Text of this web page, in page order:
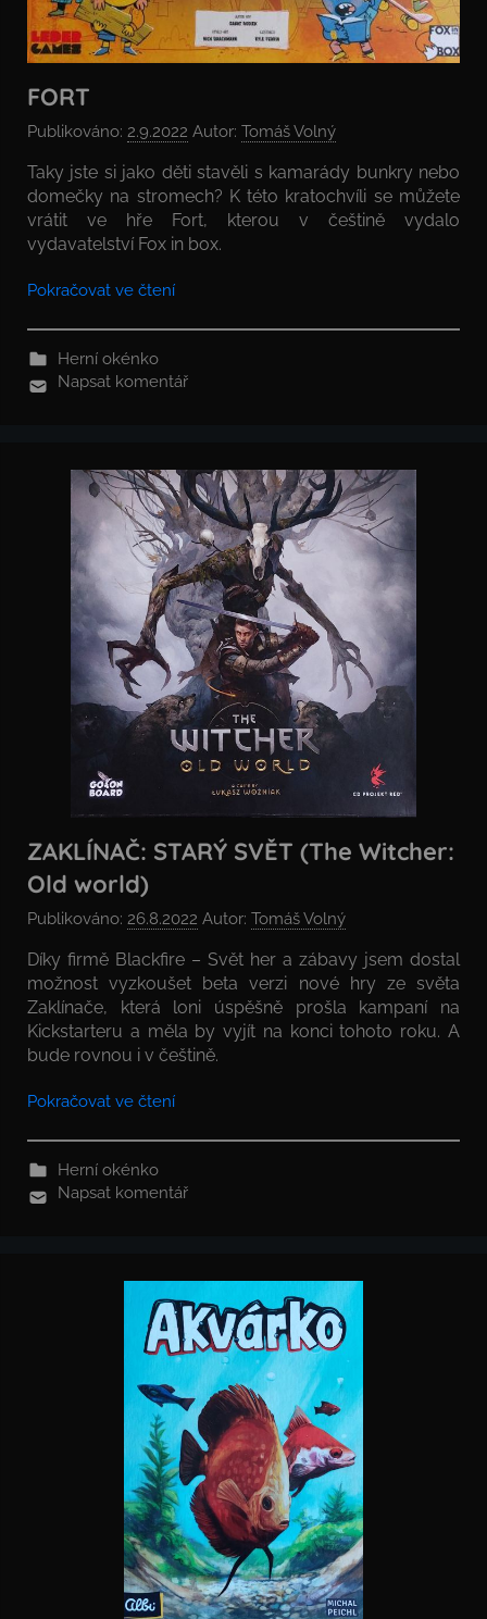
FORT
Publikováno: 2.9.2022 Autor: Tomáš Volný
Taky jste si jako děti stavěli s kamarády bunkry nebo
domečky na stromech? K této kratochvíli se můžete
vrátit ve hře Fort, kterou v češtině vydalo
vydavatelství Fox in box.
Pokračovat ve čtení
Herní okénko
Napsat komentář
ZAKLÍNAČ: STARÝ SVĚT (The Witcher:
Old world)
Publikováno: 26.8.2022 Autor: Tomáš Volný
Díky firmě Blackfire – Svět her a zábavy jsem dostal
možnost vyzkoušet beta verzi nové hry ze světa
Zaklínače, která loni úspěšně prošla kampaní na
Kickstarteru a měla by vyjít na konci tohoto roku. A
bude rovnou i v češtině.
Pokračovat ve čtení
Herní okénko
Napsat komentář